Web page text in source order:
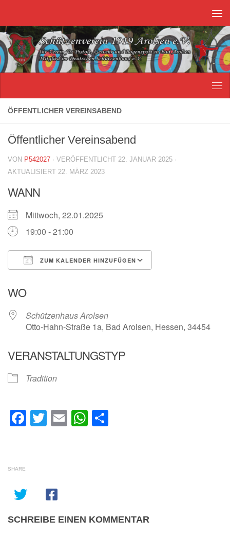
ÖFFENTLICHER VEREINSABEND
Öffentlicher Vereinsabend
VON P542027 · VERÖFFENTLICHT 22. JANUAR 2025 ·
AKTUALISIERT 22. MÄRZ 2023
WANN
Mittwoch, 22.01.2025
19:00 - 21:00
ZUM KALENDER HINZUFÜGEN
WO
Schützenhaus Arolsen
Otto-Hahn-Straße 1a, Bad Arolsen, Hessen, 34454
VERANSTALTUNGSTYP
Tradition
Facebook
Twitter
EmailWhatsApp
SHARE
SCHREIBE EINEN KOMMENTAR